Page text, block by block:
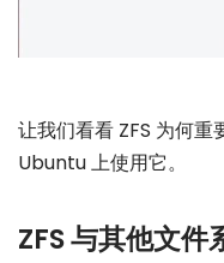
让我们看看 ZFS 为何重
Ubuntu 上使用它。
ZFS 与其他文件